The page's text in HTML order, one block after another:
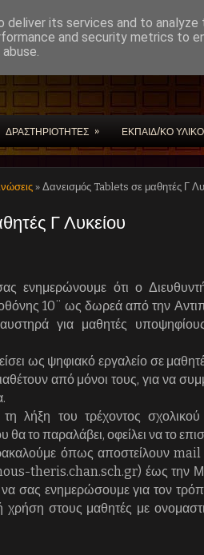
ΔΡΑΣΤΗΡΙΟΤΗΤΕΣ » ΕΚΠΑΙΔ/ΚΟ ΥΛΙΚΟ
» Δανεισμός Tablets σε μαθητές Γ
Γ Λυκείου
ενημερώνουμε ότι ο
10¨ ως δωρεά από την
για μαθητές
ως ψηφιακό εργαλείο σε
από μόνοι τους, για να
λήξη του τρέχοντος σχολικού
το παραλάβει, οφείλει να το
όπως αποστείλουν
theris.chan.sch.gr) έως την
σας ενημερώσουμε για τον
στους μαθητές με
its services and to analyze
and security metrics to